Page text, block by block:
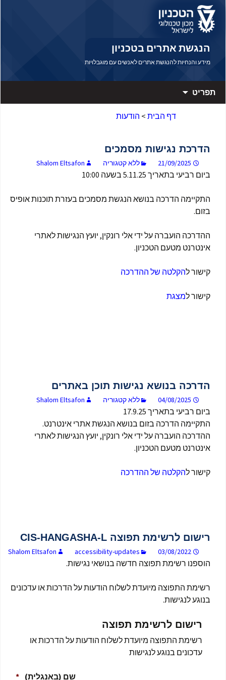
דלג לתוכן
דלג לניווט
הנגשת אתרים בטכניון
מידע והנחיות להנגשת אתרים לאנשים עם מוגבלויות
תפריט
דף הבית > הודעות
הדרכת נגישות מסמכים
21/09/2025 ללא קטגוריה Shalom Eltsafon
ביום רביעי בתאריך 5.11.25 בשעה 10:00
התקיימה הדרכה בנושא הנגשת מסמכים בעזרת תוכנות אופיס
בזום.
ההדרכה הועברה על ידי אלי רונקין, יועץ הנגישות לאתרי
אינטרנט מטעם הטכניון.
קישור להקלטה של ההדרכה
קישור למצגת
הדרכה בנושא נגישות תוכן באתרים
04/08/2025 ללא קטגוריה Shalom Eltsafon
ביום רביעי בתאריך 17.9.25
התקיימה הדרכה בזום בנושא הנגשת אתרי אינטרנט.
ההדרכה הועברה על ידי אלי רונקין, יועץ הנגישות לאתרי
אינטרנט מטעם הטכניון.
קישור להקלטה של ההדרכה
רישום לרשימת תפוצה CIS-HANGASHA-L
03/08/2022
accessibility-updates
Shalom Eltsafon
הוספנו רשימת תפוצה חדשה בנושאי נגישות.
רשימת התפוצה מיועדת לשלוח הודעות על הדרכות או עדכונים
בנוגע לנגישות.
רישום לרשימת תפוצה
רשימת התפוצה מיועדת לשלוח הודעות על הדרכות או
עדכונים בנוגע לנגישות
שם (באנגלית) *
R